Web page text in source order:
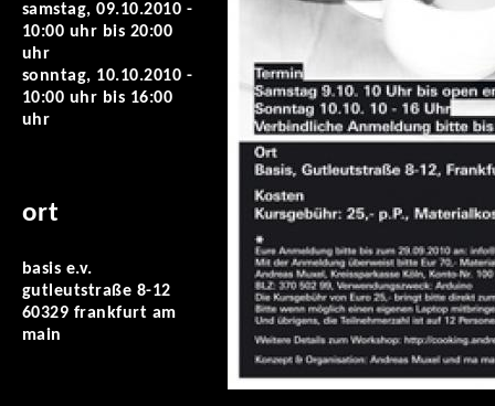
samstag, 09.10.2010 -
10:00 uhr bis 20:00
uhr
sonntag, 10.10.2010 -
10:00 uhr bis 16:00
uhr
ort
basis e.v.
gutleutstraße 8-12
60329 frankfurt am
main